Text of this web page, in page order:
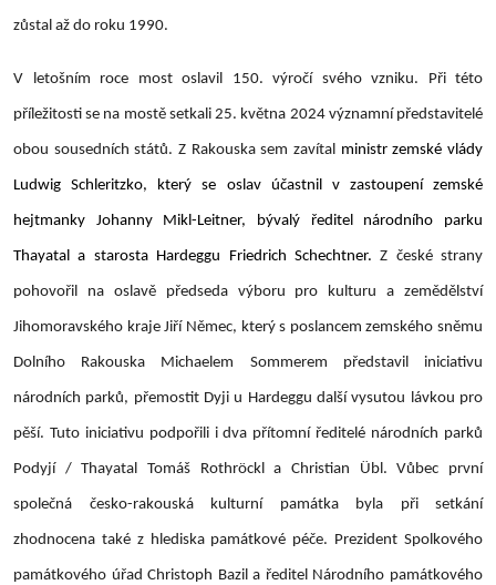
zůstal až do roku 1990.
V letošním roce most oslavil 150. výročí svého vzniku. Při této
příležitosti se na mostě setkali 25. května 2024 významní představitelé
obou sousedních států. Z Rakouska sem zavítal ministr zemské vlády
Ludwig Schleritzko, který se oslav účastnil v zastoupení zemské
hejtmanky Johanny Mikl-Leitner, bývalý ředitel národního parku
Thayatal a starosta Hardeggu Friedrich Schechtner. Z české strany
pohovořil na oslavě předseda výboru pro kulturu a zemědělství
Jihomoravského kraje Jiří Němec, který s poslancem zemského sněmu
Dolního Rakouska Michaelem Sommerem představil iniciativu
národních parků, přemostit Dyji u Hardeggu další vysutou lávkou pro
pěší. Tuto iniciativu podpořili i dva přítomní ředitelé národních parků
Podyjí / Thayatal Tomáš Rothröckl a Christian Übl. Vůbec první
společná česko-rakouská kulturní památka byla při setkání
zhodnocena také z hlediska památkové péče. Prezident Spolkového
památkového úřad Christoph Bazil a ředitel Národního památkového